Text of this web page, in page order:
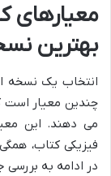
معیارهای
بهترین
انتخاب یک نسخه
چندین معیار است
می دهند. این
فیزیکی کتاب،
در ادامه به بررسی